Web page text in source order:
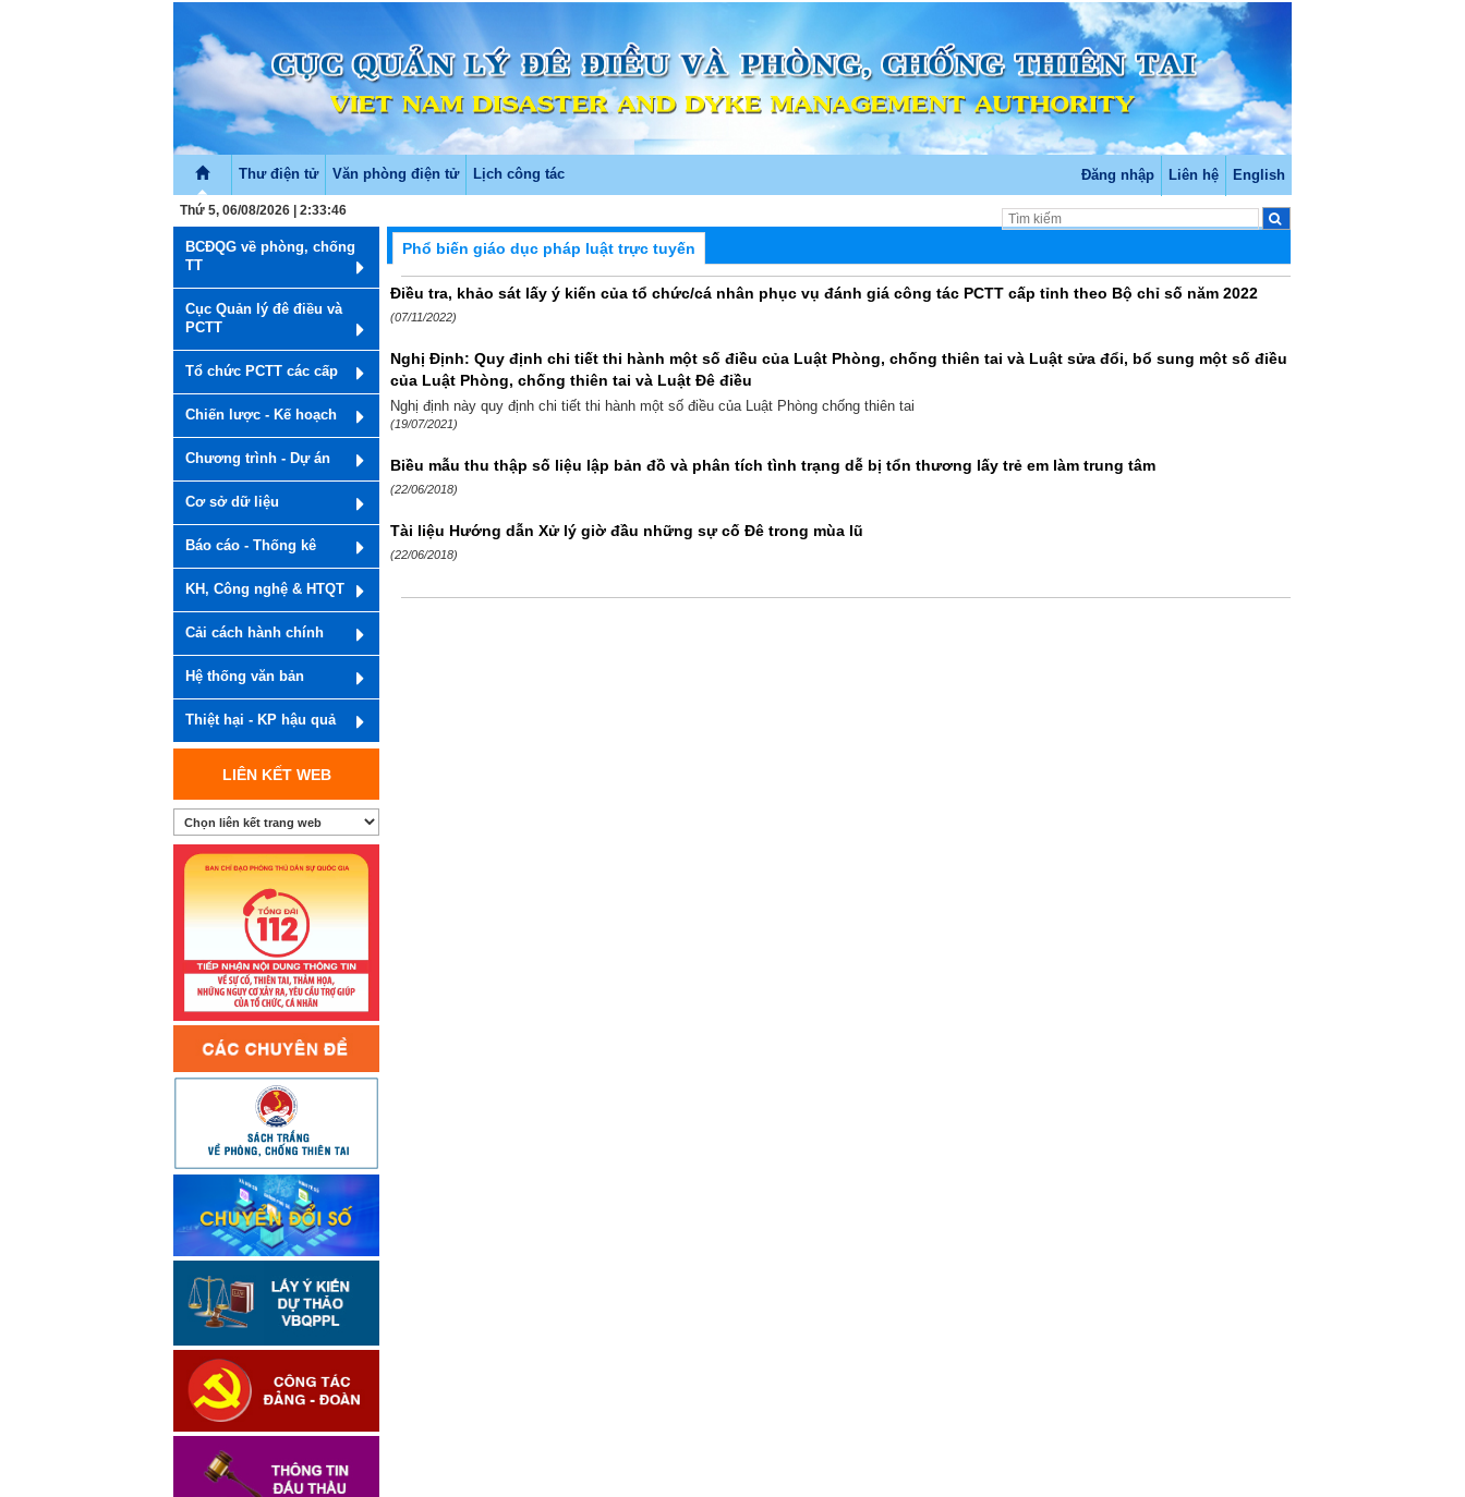
Thư điện tử Văn phòng điện tử Lịch công tác Đăng nhập Liên hệ English
Thứ 5, 06/08/2026 | 2:33:46
BCĐQG về phòng, chống
TT
Cục Quản lý đê điều và
PCTT
Tổ chức PCTT các cấp
Chiến lược - Kế hoạch
Chương trình - Dự án
Cơ sở dữ liệu
Báo cáo - Thống kê
KH, Công nghệ & HTQT
Cải cách hành chính
Hệ thống văn bản
Thiệt hại - KP hậu quả
LIÊN KẾT WEB
Phổ biến giáo dục pháp luật trực tuyến
Điều tra, khảo sát lấy ý kiến của tổ chức/cá nhân phục vụ đánh giá công tác PCTT cấp tỉnh theo Bộ chỉ số năm 2022
(07/11/2022)
Nghị Định: Quy định chi tiết thi hành một số điều của Luật Phòng, chống thiên tai và Luật sửa đổi, bổ sung một số điều
của Luật Phòng, chống thiên tai và Luật Đê điều
Nghị định này quy định chi tiết thi hành một số điều của Luật Phòng chống thiên tai
(19/07/2021)
Biều mẫu thu thập số liệu lập bản đồ và phân tích tình trạng dễ bị tổn thương lấy trẻ em làm trung tâm
(22/06/2018)
Tài liệu Hướng dẫn Xử lý giờ đầu những sự cố Đê trong mùa lũ
(22/06/2018)